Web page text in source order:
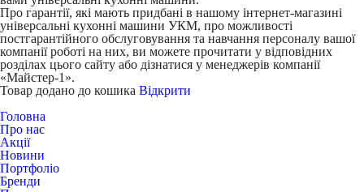
Про гарантії, які мають придбані в нашому інтернет-магазині
універсальні кухонні машини УКМ, про можливості
постгарантійного обслуговування та навчання персоналу вашої
компанії роботі на них, ви можете прочитати у відповідних
розділах цього сайту або дізнатися у менеджерів компанії
«Майстер-1».
Товар додано до кошика Відкрити
Головна
Про нас
Акції
Новини
Портфоліо
Бренди